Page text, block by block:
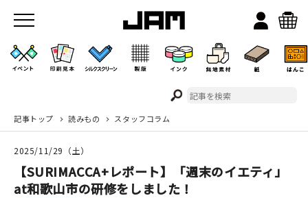
JAMのこと
お店/ワークスペース
記事トップ 読みもの スタッフコラム
2025/11/29（土）
【SURIMACCA+レポート】「週末のイエティ」
at和歌山市の研修をしました！